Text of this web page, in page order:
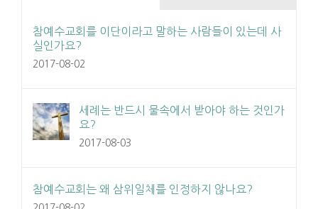
참예수교회를 이단이라고 말하는 사람들이 있는데 사
실인가요?
2017-08-02
세례는 반드시 물속에서 받아야 하는 것인가
요?
2017-08-03
참예수교회는 왜 삼위일체를 인정하지 않나요?